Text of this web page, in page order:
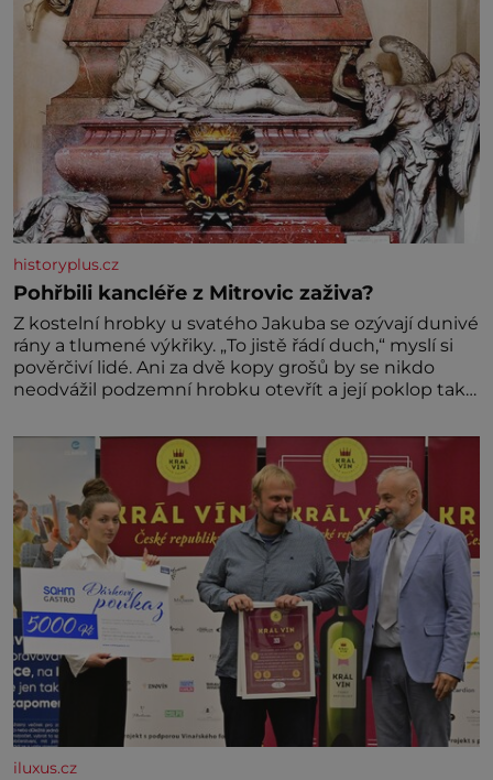
historyplus.cz
Pohřbili kancléře z Mitrovic zaživa?
Z kostelní hrobky u svatého Jakuba se ozývají dunivé
rány a tlumené výkřiky. „To jistě řádí duch,“ myslí si
pověrčiví lidé. Ani za dvě kopy grošů by se nikdo
neodvážil podzemní hrobku otevřít a její poklop tak
divné burácení skutečně ustane. Když o mnoho let
později hrobku
iluxus.cz